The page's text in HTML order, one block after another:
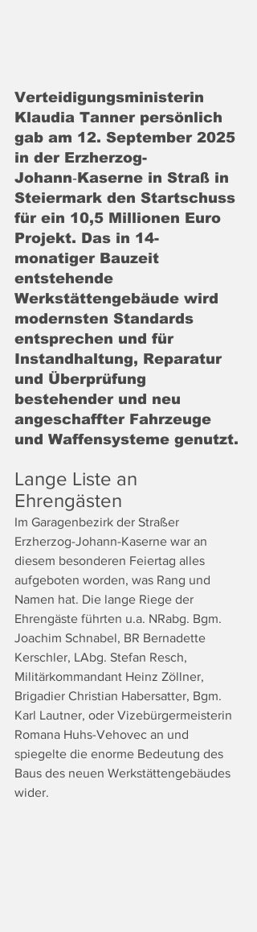
Verteidigungsministerin
Klaudia Tanner persönlich
gab am 12. September 2025
in der Erzherzog-
Johann‑Kaserne in Straß in
Steiermark den Startschuss
für ein 10,5 Millionen Euro
Projekt. Das in 14-
monatiger Bauzeit
entstehende
Werkstättengebäude wird
modernsten Standards
entsprechen und für
Instandhaltung, Reparatur
und Überprüfung
bestehender und neu
angeschaffter Fahrzeuge
und Waffensysteme genutzt.
Lange Liste an
Ehrengästen
Im Garagenbezirk der Straßer
Erzherzog-Johann-Kaserne war an
diesem besonderen Feiertag alles
aufgeboten worden, was Rang und
Namen hat. Die lange Riege der
Ehrengäste führten u.a. NRabg. Bgm.
Joachim Schnabel, BR Bernadette
Kerschler, LAbg. Stefan Resch,
Militärkommandant Heinz Zöllner,
Brigadier Christian Habersatter, Bgm.
Karl Lautner, oder Vizebürgermeisterin
Romana Huhs-Vehovec an und
spiegelte die enorme Bedeutung des
Baus des neuen Werkstättengebäudes
wider.